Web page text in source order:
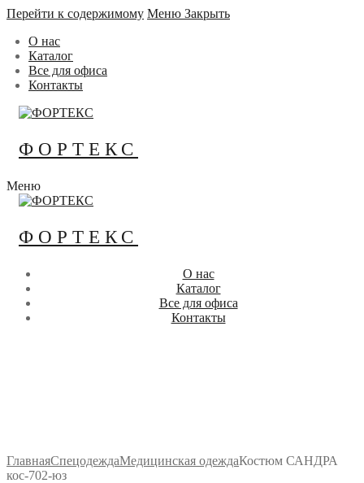
Перейти к содержимому Меню Закрыть
О нас
Каталог
Все для офиса
Контакты
ФОРТЕКС
Меню
ФОРТЕКС
О нас
Каталог
Все для офиса
Контакты
ГлавнаяСпецодеждаМедицинская одеждаКостюм САНДРА
кос-702-юз